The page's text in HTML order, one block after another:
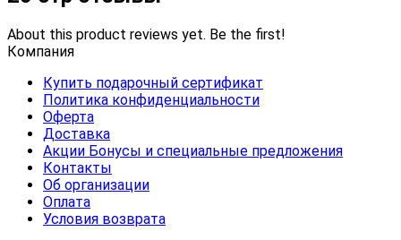
About this product reviews yet. Be the first!
Компания
Купить подарочный сертификат
Политика конфиденциальности
Оферта
Доставка
Акции Бонусы и специальные предложения
Контакты
Об организации
Оплата
Условия возврата